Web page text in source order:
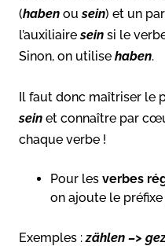
(haben ousein) et un
l’auxiliairesein si le
Sinon, on utilise haben.
Il faut donc maîtriser le
sein et connaître par
chaque verbe !
Pour les verbes
on ajoute le préfixe
Exemples :zählen –>